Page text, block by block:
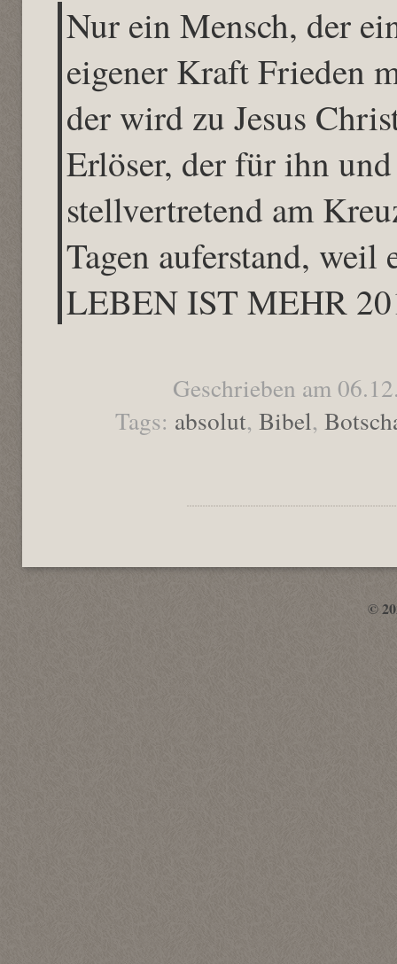
Nur ein Mensch, der
eigener Kraft Frieden
der wird zu Jesus
Erlöser, der für ihn
stellvertretend am
Tagen auferstand,
LEBEN IST MEHR
Geschrieben am
Tags: absolut, Bibel,
©